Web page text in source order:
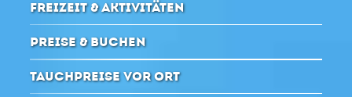
FREIZEIT & AKTIVITÄTEN
PREISE & BUCHEN
TAUCHPREISE VOR ORT